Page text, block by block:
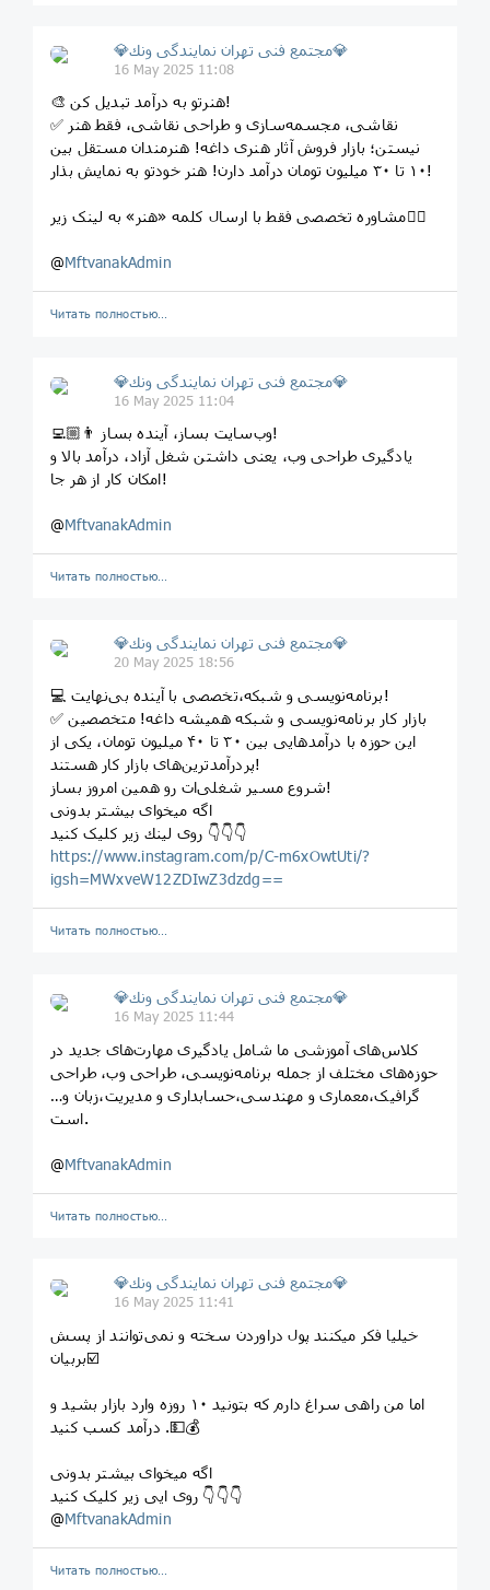
💎مجتمع فنى تهران نمايندگى ونك💎
16 May 2025 11:08
🎨 هنرتو به درآمد تبدیل کن!
✅ نقاشی، مجسمه‌سازی و طراحی نقاشی، فقط هنر
نیستن؛ بازار فروش آثار هنری داغه! هنرمندان مستقل بین
۱۰ تا ۳۰ میلیون تومان درآمد دارن! هنر خودتو به نمایش بذار!
مشاوره تخصصی فقط با ارسال کلمه «هنر» به لینک زیر👇🏼
@MftvanakAdmin
Читать полностью…
💎مجتمع فنى تهران نمايندگى ونك💎
16 May 2025 11:04
👨🏼‍💻 وب‌سایت بساز، آینده بساز!
یادگیری طراحی وب، یعنی داشتن شغل آزاد، درآمد بالا و
امکان کار از هر جا!
@MftvanakAdmin
Читать полностью…
💎مجتمع فنى تهران نمايندگى ونك💎
20 May 2025 18:56
💻 برنامه‌نویسی و شبکه،تخصصی با آینده‌ بی‌نهایت!
✅ بازار کار برنامه‌نویسی و شبکه همیشه داغه! متخصصین
این حوزه با درآمدهایی بین ۳۰ تا ۴۰ میلیون تومان، یکی از
پردرآمدترین‌های بازار کار هستند!
شروع مسیر شغلی‌ات رو همین امروز بساز!
اگه میخوای بیشتر بدونی
روی لينك زیر کلیک کنید 👇👇👇
https://www.instagram.com/p/C-m6xOwtUti/?
igsh=MWxveW12ZDIwZ3dzdg==
Читать полностью…
💎مجتمع فنى تهران نمايندگى ونك💎
16 May 2025 11:44
کلاس‌های آموزشی ما شامل یادگیری مهارت‌های جدید در
حوزه‌های مختلف از جمله برنامه‌نویسی، طراحی وب، طراحی
گرافیک،معمارى و مهندسى،حسابدارى و مديريت،زبان و…
است.
@MftvanakAdmin
Читать полностью…
💎مجتمع فنى تهران نمايندگى ونك💎
16 May 2025 11:41
خیلیا فکر میکنند پول دراوردن سخته و نمی‌توانند از پسش
بربیان☑️
اما من راهی سراغ دارم که بتونید ۱۰ روزه وارد بازار بشید و
درآمد کسب کنید .💵💰
اگه میخوای بیشتر بدونی
روی ایی زیر کلیک کنید 👇👇👇
@MftvanakAdmin
Читать полностью…